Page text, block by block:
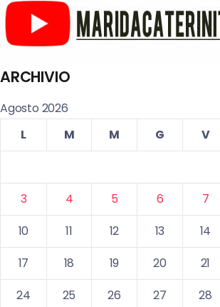
ARCHIVIO
Agosto 2026
L
M M G V
3
4 5 6 7
10
11 12 13 14
17
18 19 20 21
24
25 26 27 28